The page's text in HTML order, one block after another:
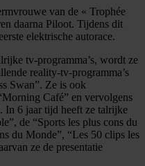
van de « Trophée
daarna Piloot. Tijdens dit
elektrische autorace.
tv-programma’s, wordt ze
reality-tv-programma’s
Swan”. Ze is ook
Café” en vervolgens
In 6 jaar tijd heeft ze talrijke
de “Sports les plus cons du
du Monde”, “Les 50 clips les
ze de presentatie